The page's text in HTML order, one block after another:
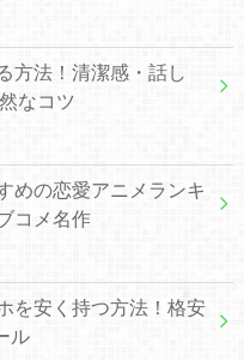
方法！清潔感・話し
なコツ
めの恋愛アニメランキ
コメ名作
を安く持つ方法！格安
ル